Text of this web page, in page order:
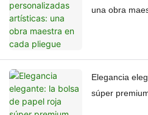
una obra
Elegancia
súper